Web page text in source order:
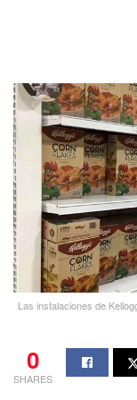
Las instalaciones de
0
SHARES